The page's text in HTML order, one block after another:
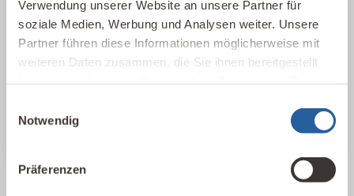
Verwendung unserer Website an unsere Partner für
soziale Medien, Werbung und Analysen weiter. Unsere
Partner führen diese Informationen möglicherweise mit
weiteren Daten zusammen, die Sie ihnen bereitgestellt
Notwendig
Präferenzen
12. Februar 2026
IBN ehrt die SBM-Kommission
Beitrag lesen